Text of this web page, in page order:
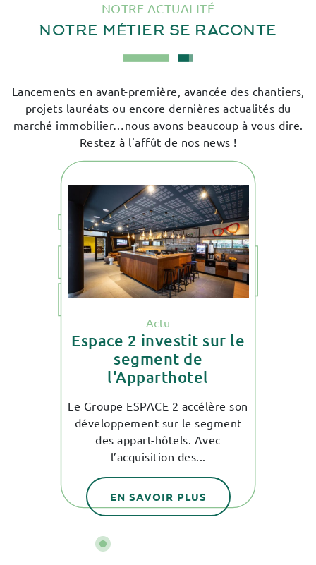
NOTRE ACTUALITÉ
NOTRE MÉTIER SE RACONTE
Lancements en avant-première, avancée des chantiers,
projets lauréats ou encore dernières actualités du
marché immobilier…nous avons beaucoup à vous dire.
Restez à l'affût de nos news !
Actu
Espace 2 investit sur le
segment de
l'Apparthotel
Le Groupe ESPACE 2 accélère son
développement sur le segment
des appart-hôtels. Avec
l’acquisition des...
EN SAVOIR PLUS